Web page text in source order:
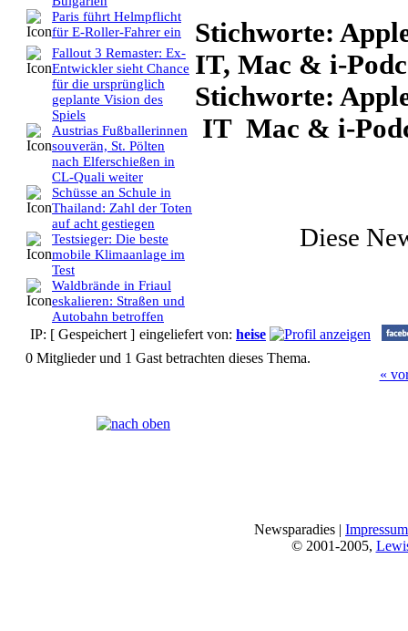
Paris führt Helmpflicht
für E-Roller-Fahrer ein
Fallout 3 Remaster: Ex-
Entwickler sieht Chance
für die ursprünglich
geplante Vision des
Spiels
Austrias Fußballerinnen
souverän, St. Pölten
nach Elferschießen in
CL-Quali weiter
Schüsse an Schule in
Thailand: Zahl der Toten
auf acht gestiegen
Testsieger: Die beste
mobile Klimaanlage im
Test
Waldbrände in Friaul
eskalieren: Straßen und
Autobahn betroffen
Stichworte:
IT, Mac & i-
Stichworte:
IT Mac & i-
Diese
IP: [ Gespeichert ] eingeliefert von: heise
0 Mitglieder und 1 Gast betrachten dieses Thema.
«
Newsparadies | Impressum
© 2001-2005,